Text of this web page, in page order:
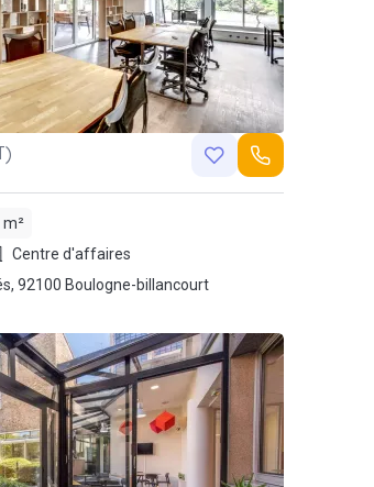
m²
Centre d'affaires
Rue des Longs Prés, 92100 Boulogne-billancourt